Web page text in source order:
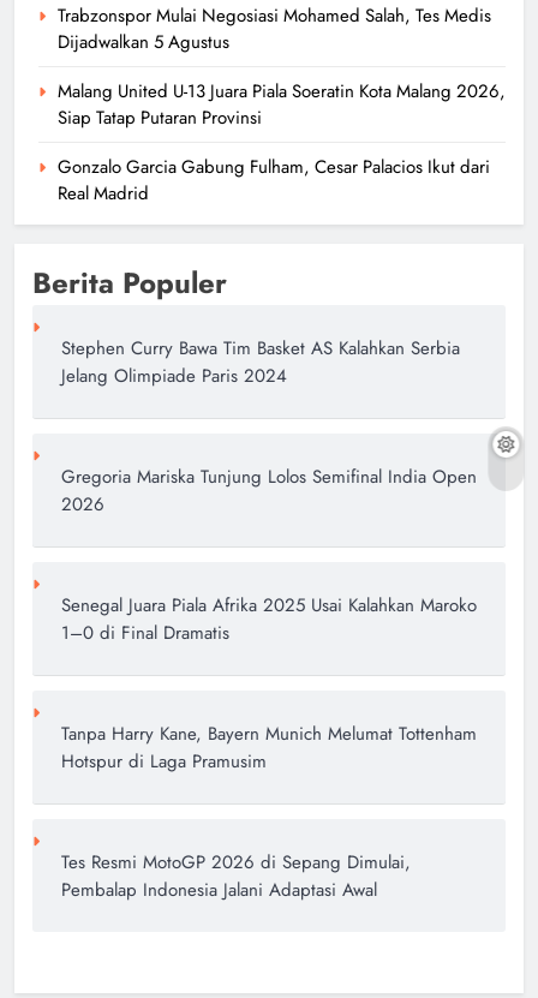
Trabzonspor Mulai Negosiasi Mohamed Salah, Tes Medis
Dijadwalkan 5 Agustus
Malang United U-13 Juara Piala Soeratin Kota Malang 2026,
Siap Tatap Putaran Provinsi
Gonzalo Garcia Gabung Fulham, Cesar Palacios Ikut dari
Real Madrid
Berita Populer
Stephen Curry Bawa Tim Basket AS Kalahkan Serbia
Jelang Olimpiade Paris 2024
Gregoria Mariska Tunjung Lolos Semifinal India Open
2026
Senegal Juara Piala Afrika 2025 Usai Kalahkan Maroko
1–0 di Final Dramatis
Tanpa Harry Kane, Bayern Munich Melumat Tottenham
Hotspur di Laga Pramusim
Tes Resmi MotoGP 2026 di Sepang Dimulai,
Pembalap Indonesia Jalani Adaptasi Awal